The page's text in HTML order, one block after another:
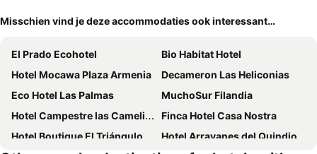
Misschien vind je deze accommodaties ook interessant…
El Prado Ecohotel
Bio Habitat Hotel
Hotel Mocawa Plaza Armenia
Decameron Las Heliconias
Eco Hotel Las Palmas
MuchoSur Filandia
Hotel Campestre las Camelias
Finca Hotel Casa Nostra
Hotel Boutique El Triángulo
Hotel Arrayanes del Quindio